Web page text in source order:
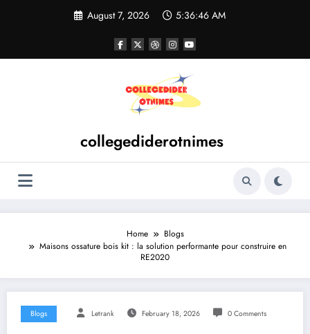
August 7, 2026 5:36:46 AM
collegediderotnimes
Home
Blogs
Maisons ossature bois kit : la solution performante pour construire en
RE2020
Blogs Letrank February 18, 2026 0 Comments